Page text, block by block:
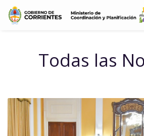
Todas las